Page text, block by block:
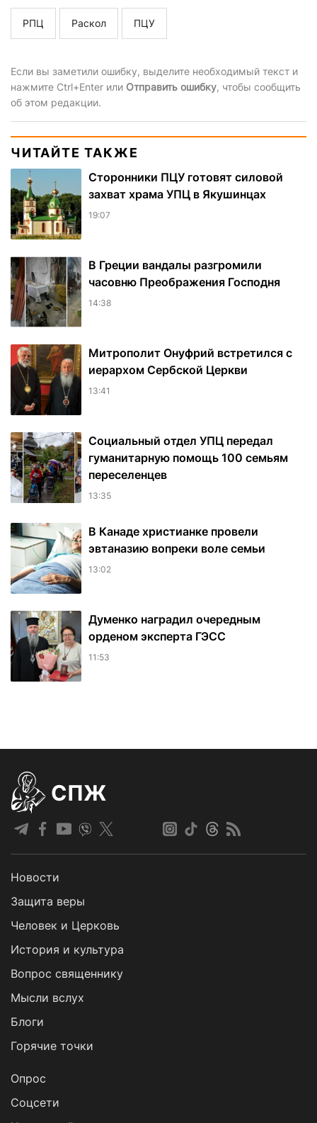
РПЦ Раскол ПЦУ
Если вы заметили ошибку, выделите необходимый текст и
нажмите Ctrl+Enter или Отправить ошибку, чтобы сообщить
об этом редакции.
ЧИТАЙТЕ ТАКЖЕ
Сторонники ПЦУ готовят силовой
захват храма УПЦ в Якушинцах
19:07
В Греции вандалы разгромили
часовню Преображения Господня
14:38
Митрополит Онуфрий встретился с
иерархом Сербской Церкви
13:41
Социальный отдел УПЦ передал
гуманитарную помощь 100 семьям
переселенцев
13:35
В Канаде христианке провели
эвтаназию вопреки воле семьи
13:02
Думенко наградил очередным
орденом эксперта ГЭСС
11:53
СПЖ
Новости
Защита веры
Человек и Церковь
История и культура
Вопрос священнику
Мысли вслух
Блоги
Горячие точки
Опрос
Cоцсети